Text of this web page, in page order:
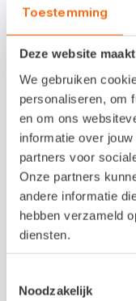
Toestemming
Deze website
We gebruiken
personaliseren, om
en om ons
informatie over
partners voor
Onze partners
andere informatie
hebben verzameld
diensten.
Noodzakelijk
of verdicht
Zijn de
administraties
kun je in
resultaat
hoofdrubriek
Snelstart 12.
RGS maakt
codes te